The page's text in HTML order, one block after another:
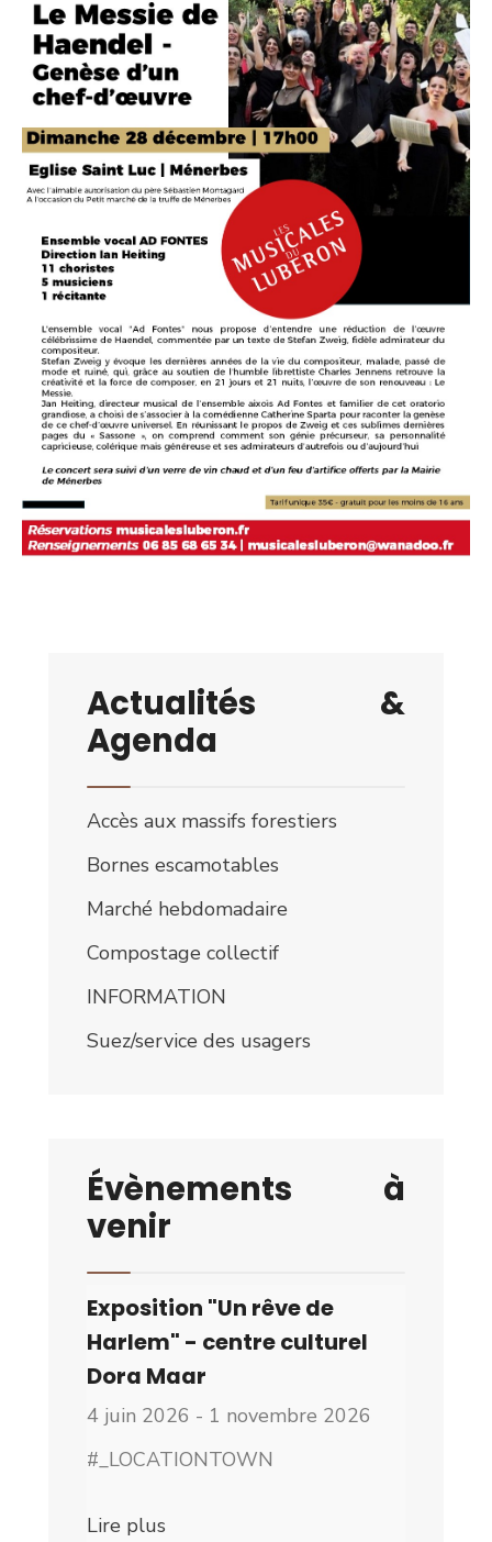
Actualités &
Agenda
Accès aux massifs forestiers
Bornes escamotables
Marché hebdomadaire
Compostage collectif
INFORMATION
Suez/service des usagers
Évènements à
venir
Exposition "Un rêve de
Harlem" - centre culturel
Dora Maar
4 juin 2026 - 1 novembre 2026
#_LOCATIONTOWN
Lire plus